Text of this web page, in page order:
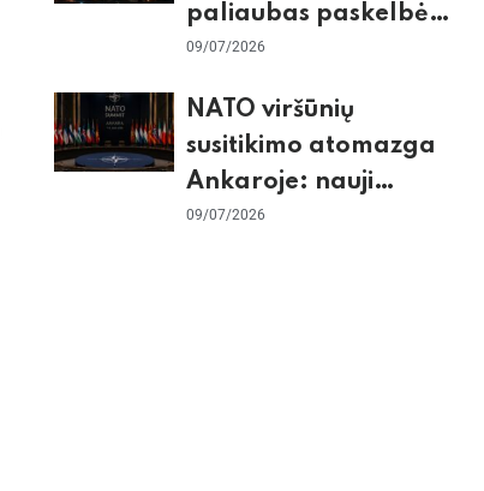
paliaubas paskelbė
baigtomis, JAV
taikinių Irane
09/07/2026
NATO viršūnių
susitikimo atomazga
Ankaroje: nauji
įsipareigojimai
09/07/2026